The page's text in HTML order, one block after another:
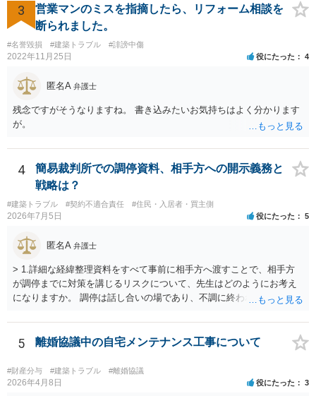
方の立場としても、裁判を起こす時間や労力、経済的コストその他裁
判が終わるまでキャッシュが入ってこないことなどがネックになり得
るでしょうから、減額に応じてくる可能性は大いにあるかと思いま
す。
3
営業マンのミスを指摘したら、リフォーム相談を
断られました。
#名誉毀損 #建築トラブル #誹謗中傷
2022年11月25日 役にたった 4
匿名A 弁護士
残念ですがそうなりますね。 書き込みたいお気持ちはよく分かります
が。
4
簡易裁判所での調停資料、相手方への開示義務と
戦略は？
#建築トラブル #契約不適合責任 #住民・入居者・買主側
2026年7月5日 役にたった 5
匿名A 弁護士
> 1.詳細な経緯整理資料をすべて事前に相手方へ渡すことで、相手方
が調停までに対策を講じるリスクについて、先生はどのようにお考え
になりますか。 調停は話し合いの場であり、不調に終われば訴訟で解
いう姑息な手段は使えませんし、公平かつ納得のできる解決というの
は、当事者と裁判所が同じ主張と証拠関係を踏まえた上で初めて実現
できるものだと考えます。 > 2.また、開示する範囲や内容の見せ方に
ついて、何か工夫できる点があればご教示いただけますでしょうか。
弁護士によって考え方が異なるかもしれませんが、資料の一部を相手
5 離婚協議中の自宅メンテナンス工事について
#財産分与 #建築トラブル #離婚協議
2026年4月8日 役にたった 3